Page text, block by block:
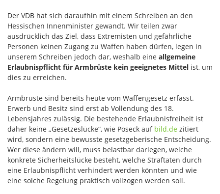
Der VDB hat sich daraufhin mit einem Schreiben an den
Hessischen Innenminister gewandt. Wir teilen zwar
ausdrücklich das Ziel, dass Extremisten und gefährliche
Personen keinen Zugang zu Waffen haben dürfen, legen in
unserem Schreiben jedoch dar, weshalb eine allgemeine
Erlaubnispflicht für Armbrüste kein geeignetes Mittel ist, um
dies zu erreichen.
Armbrüste sind bereits heute vom Waffengesetz erfasst.
Erwerb und Besitz sind erst ab Vollendung des 18.
Lebensjahres zulässig. Die bestehende Erlaubnisfreiheit ist
daher keine „Gesetzeslücke“, wie Poseck auf bild.de zitiert
wird, sondern eine bewusste gesetzgeberische Entscheidung.
Wer diese ändern will, muss belastbar darlegen, welche
konkrete Sicherheitslücke besteht, welche Straftaten durch
eine Erlaubnispflicht verhindert werden könnten und wie
eine solche Regelung praktisch vollzogen werden soll.